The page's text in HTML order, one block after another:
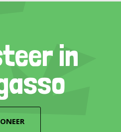
in